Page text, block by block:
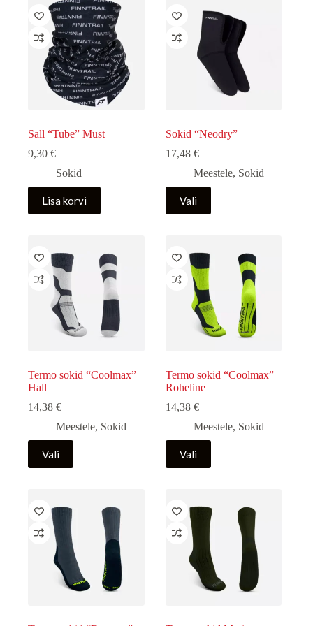
Sall “Tube” Must
9,30 €
Sokid
Lisa korvi
Sokid “Neodry”
17,48 €
Meestele, Sokid
Vali
Sellel
tootel
on
Valikuid
teha
tootelehel.
Termo sokid “Coolmax”
Hall
14,38 €
Meestele, Sokid
Vali
Sellel
tootel
on
Valikuid
teha
tootelehel.
Termo sokid “Coolmax”
Roheline
14,38 €
Meestele, Sokid
Vali
Sellel
tootel
on
Valikuid
teha
tootelehel.